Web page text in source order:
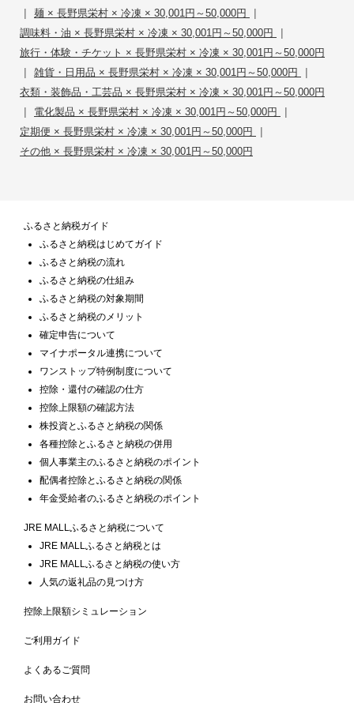
| 麺 × 長野県栄村 × 冷凍 × 30,001円～50,000円 |
調味料・油 × 長野県栄村 × 冷凍 × 30,001円～50,000円 |
旅行・体験・チケット × 長野県栄村 × 冷凍 × 30,001円～50,000円
| 雑貨・日用品 × 長野県栄村 × 冷凍 × 30,001円～50,000円 |
衣類・装飾品・工芸品 × 長野県栄村 × 冷凍 × 30,001円～50,000円
| 電化製品 × 長野県栄村 × 冷凍 × 30,001円～50,000円 |
定期便 × 長野県栄村 × 冷凍 × 30,001円～50,000円 |
その他 × 長野県栄村 × 冷凍 × 30,001円～50,000円
ふるさと納税ガイド
ふるさと納税はじめてガイド
ふるさと納税の流れ
ふるさと納税の仕組み
ふるさと納税の対象期間
ふるさと納税のメリット
確定申告について
マイナポータル連携について
ワンストップ特例制度について
控除・還付の確認の仕方
控除上限額の確認方法
株投資とふるさと納税の関係
各種控除とふるさと納税の併用
個人事業主のふるさと納税のポイント
配偶者控除とふるさと納税の関係
年金受給者のふるさと納税のポイント
JRE MALLふるさと納税について
JRE MALLふるさと納税とは
JRE MALLふるさと納税の使い方
人気の返礼品の見つけ方
控除上限額シミュレーション
ご利用ガイド
よくあるご質問
お問い合わせ